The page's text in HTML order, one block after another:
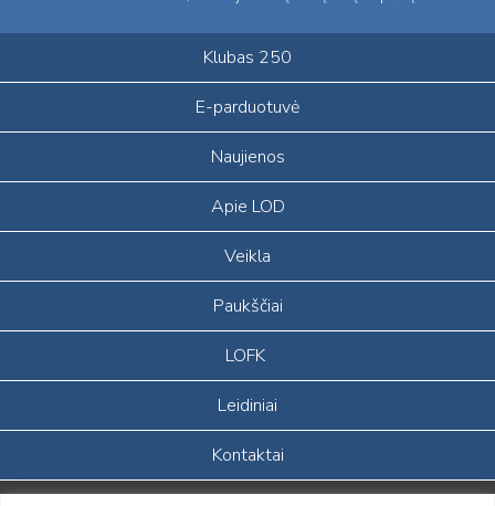
Klubas 250
E-parduotuvė
Naujienos
Apie LOD
Veikla
Paukščiai
LOFK
Leidiniai
Kontaktai